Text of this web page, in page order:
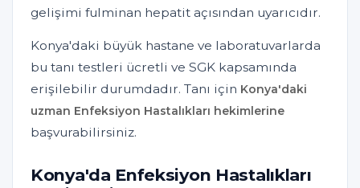
gelişimi fulminan hepatit açısından uyarıcıdır.
Konya'daki büyük hastane ve laboratuvarlarda
bu tanı testleri ücretli ve SGK kapsamında
erişilebilir durumdadır. Tanı için Konya'daki
uzman Enfeksiyon Hastalıkları hekimlerine
başvurabilirsiniz.
Konya'da Enfeksiyon Hastalıkları